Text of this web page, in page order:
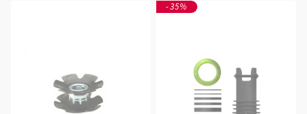
-35%